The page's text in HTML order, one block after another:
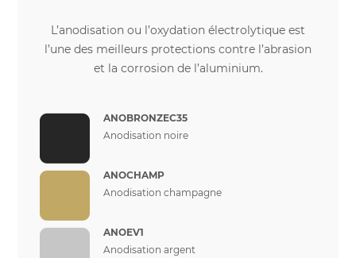
L’anodisation ou l’oxydation électrolytique est
l’une des meilleurs protections contre l’abrasion
et la corrosion de l’aluminium.
ANOBRONZEC35
Anodisation noire
ANOCHAMP
Anodisation champagne
ANOEV1
Anodisation argent